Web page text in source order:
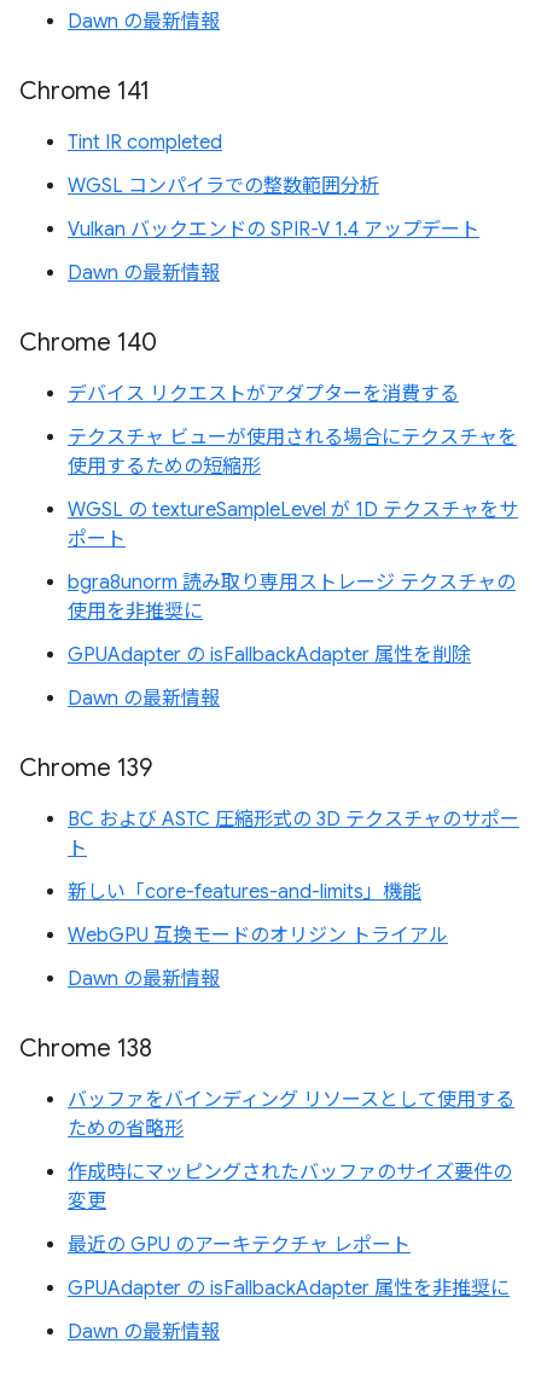
Dawn の最新情報
Chrome 141
Tint IR completed
WGSL コンパイラでの整数範囲分析
Vulkan バックエンドの SPIR-V 1.4 アップデート
Dawn の最新情報
Chrome 140
デバイス リクエストがアダプターを消費する
テクスチャ ビューが使用される場合にテクスチャを
使用するための短縮形
WGSL の textureSampleLevel が 1D テクスチャをサ
ポート
bgra8unorm 読み取り専用ストレージ テクスチャの
使用を非推奨に
GPUAdapter の isFallbackAdapter 属性を削除
Dawn の最新情報
Chrome 139
BC および ASTC 圧縮形式の 3D テクスチャのサポー
ト
新しい「core-features-and-limits」機能
WebGPU 互換モードのオリジン トライアル
Dawn の最新情報
Chrome 138
バッファをバインディング リソースとして使用する
ための省略形
作成時にマッピングされたバッファのサイズ要件の
変更
最近の GPU のアーキテクチャ レポート
GPUAdapter の isFallbackAdapter 属性を非推奨に
Dawn の最新情報